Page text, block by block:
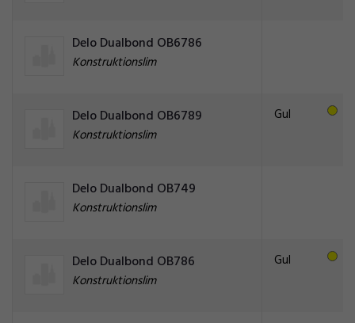
Delo Dualbond OB6786
Konstruktionslim
Delo Dualbond OB6789
Konstruktionslim
Gul
Delo Dualbond OB749
Konstruktionslim
Delo Dualbond OB786
Konstruktionslim
Gul